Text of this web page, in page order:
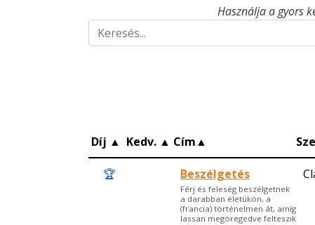
Használja a gyors
Díj ▲ Kedv. ▲ Cím▲
🏆 Beszélgetés
Férj és feleség beszélgetnek
a darabban életükön, a
(francia) történelmen át, amíg
lassan megöregedve felteszik